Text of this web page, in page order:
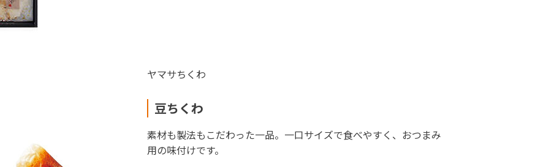
ヤマサちくわ
豆ちくわ
素材も製法もこだわった一品。一口サイズで食べやすく、おつまみ
用の味付けです。